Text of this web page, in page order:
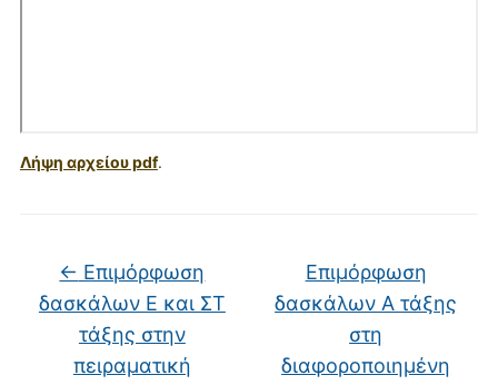
Λήψη αρχείου pdf.
← Επιμόρφωση
δασκάλων Ε και ΣΤ
τάξης στην
πειραματική
Επιμόρφωση
δασκάλων Α τάξης
στη
διαφοροποιημένη